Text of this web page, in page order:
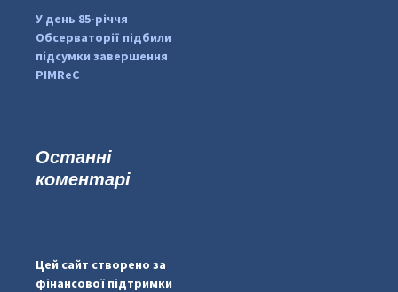
У день 85-річчя
Обсерваторії підбили
підсумки завершення
PIMReC
Останні
коментарі
Цей сайт створено за
фінансової підтримки